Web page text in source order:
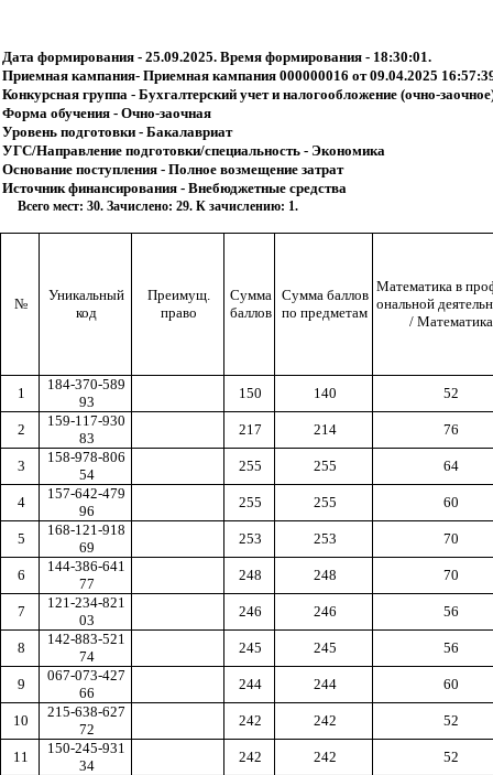
Дата формирования - 25.09.2025. Время формирования - 18:30:01.
Приемная кампания- Приемная кампания 000000016 от 09.04.2025
Конкурсная группа - Бухгалтерский учет и налогообложение (очно-
Форма обучения - Очно-заочная
Уровень подготовки - Бакалавриат
УГС/Направление подготовки/специальность - Экономика
Основание поступления - Полное возмещение затрат
Источник финансирования - Внебюджетные средства
Всего мест: 30. Зачислено: 29. К зачислению: 1.
№
Уникальный
код
Преимущ.
право
Сумма
баллов
Сумма баллов
по предметам
Математика в
ональной
/ Математика
1
184-370-589
93
150 140 52
2
159-117-930
83
217 214 76
3
158-978-806
54
255 255 64
4
157-642-479
96
255 255 60
5
168-121-918
69
253 253 70
6
144-386-641
77
248 248 70
7
121-234-821
03
246 246 56
8
142-883-521
74
245 245 56
9
067-073-427
66
244 244 60
10
215-638-627
72
242 242 52
11
150-245-931
34
242 242 52